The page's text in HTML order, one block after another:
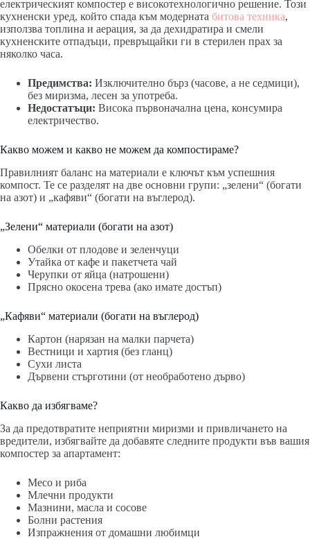
електрическият компостер е високотехнологично решение. Този
кухненски уред, който спада към модерната битова техника,
използва топлина и аерация, за да дехидратира и смели
кухненските отпадъци, превръщайки ги в стерилен прах за
няколко часа.
Предимства: Изключително бърз (часове, а не седмици),
без миризма, лесен за употреба.
Недостатъци: Висока първоначална цена, консумира
електричество.
Какво можем и какво не можем да компостираме?
Правилният баланс на материали е ключът към успешния
компост. Те се разделят на две основни групи: „зелени“ (богати
на азот) и „кафяви“ (богати на въглерод).
„Зелени“ материали (богати на азот)
Обелки от плодове и зеленчуци
Утайка от кафе и пакетчета чай
Черупки от яйца (натрошени)
Прясно окосена трева (ако имате достъп)
„Кафяви“ материали (богати на въглерод)
Картон (нарязан на малки парчета)
Вестници и хартия (без гланц)
Сухи листа
Дървени стърготини (от необработено дърво)
Какво да избягваме?
За да предотвратите неприятни миризми и привличането на
вредители, избягвайте да добавяте следните продукти във вашия
компостер за апартамент:
Месо и риба
Млечни продукти
Мазнини, масла и сосове
Болни растения
Изпражнения от домашни любимци